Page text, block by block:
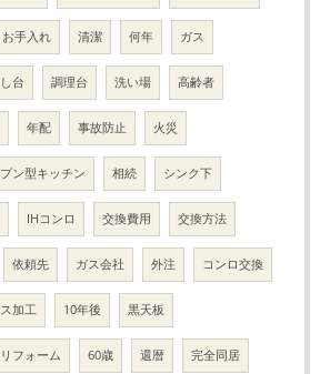
お手入れ 清潔 何年 ガス
台 調理台 洗い場 高齢者
年配 事故防止 火災
ン型キッチン 相続 シンク下
IHコンロ 交換費用 交換方法
依頼先 ガス会社 外注 コンロ交換
加工 10年後 黒天板
フォーム 60歳 還暦 完全同居